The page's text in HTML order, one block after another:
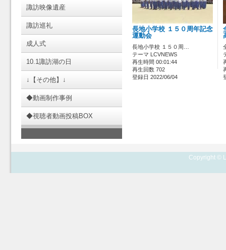
諏訪映像遺産
諏訪巡礼
成人式
10.1諏訪湖の日
↓【その他】↓
◆動画制作事例
◆視聴者動画投稿BOX
長地小学校 １５０周年記念
運動会
長地小学校 １５０周…
テーマ LCVNEWS
再生時間 00:01:44
再生回数 702
登録日 2022/06/04
Copyright ©